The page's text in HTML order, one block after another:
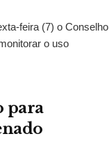
feira (7) o Conselho
o uso
para